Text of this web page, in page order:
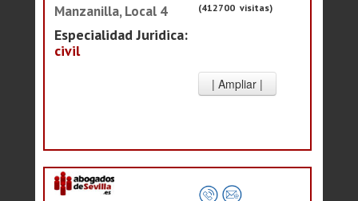
Manzanilla, Local 4
Especialidad Juridica:
civil
(412700 visitas)